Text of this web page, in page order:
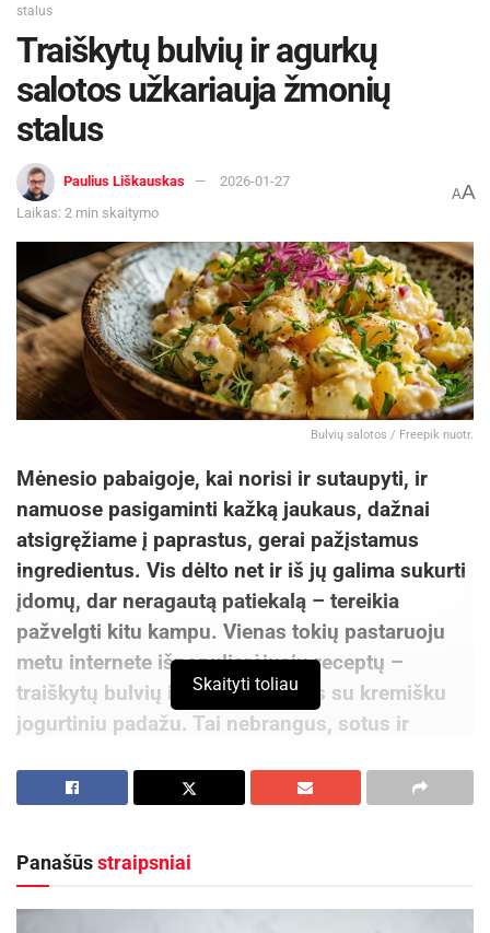
stalus
Traiškytų bulvių ir agurkų
salotos užkariauja žmonių
stalus
Paulius Liškauskas
2026-01-27
Laikas: 2 min skaitymo
AA
Bulvių salotos / Freepik nuotr.
Mėnesio pabaigoje, kai norisi ir sutaupyti, ir
namuose pasigaminti kažką jaukaus, dažnai
atsigręžiame į paprastus, gerai pažįstamus
ingredientus. Vis dėlto net ir iš jų galima sukurti
įdomų, dar neragautą patiekalą – tereikia
pažvelgti kitu kampu. Vienas tokių pastaruoju
metu internete išpopuliarėjusių receptų –
traiškytų bulvių ir agurkų salotos su kremišku
jogurtiniu padažu. Tai nebrangus, sotus ir
puikiai derantis tiek prie mėsos, tiek prie žuvies.
būdai
Skaityti toliau
Panašūsstraipsniai